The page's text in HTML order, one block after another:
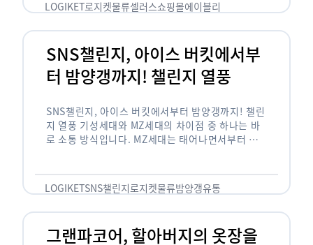
LOGIKET로지켓물류셀러스쇼핑몰에이블리
SNS챌린지, 아이스 버킷에서부
터 밤양갱까지! 챌린지 열풍
SNS챌린지, 아이스 버킷에서부터 밤양갱까지! 챌린
지 열풍 기성세대와 MZ세대의 차이점 중 하나는 바
로 소통 방식입니다. MZ세대는 태어나면서부터 디
도 능숙한 …
LOGIKETSNS챌린지로지켓물류밤양갱유통
그랜파코어, 할아버지의 옷장을